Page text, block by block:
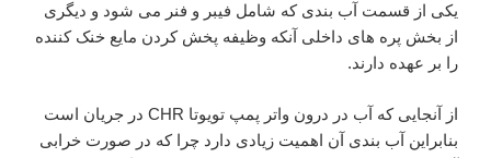
یکی از قسمت آب بندی که شامل فیبر و فنر می شود و دیگری
از بخش پره های داخلی آنکه وظیفه پخش کردن مایع خنک کننده
را بر عهده دارند.
از آنجایی که آب در درون واتر پمپ تویوتا CHR در جریان است
بنابراین آب بندی آن اهمیت زیادی دارد چرا که در صورت خرابی